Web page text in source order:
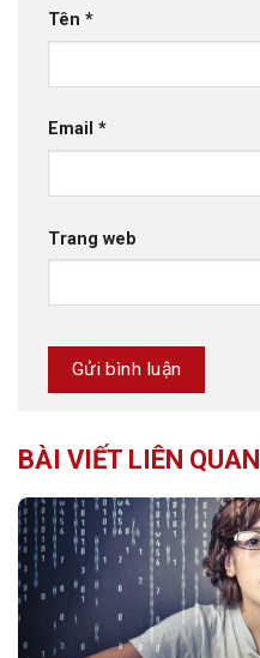
Tên *
Email *
Trang web
BÀI VIẾT LIÊN QUAN